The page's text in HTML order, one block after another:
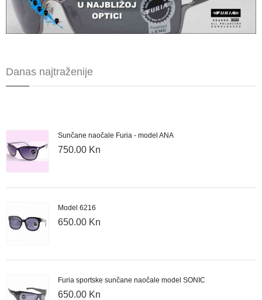
Danas najtraženije
Sunčane naočale Furia - model ANA
750.00 Kn
Model 6216
650.00 Kn
Furia sportske sunčane naočale model SONIC
650.00 Kn